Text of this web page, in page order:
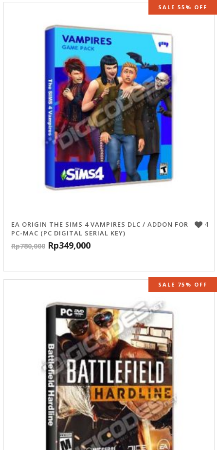
SALE 55% OFF
4
EA ORIGIN THE SIMS 4 VAMPIRES DLC / ADDON FOR
PC-MAC (PC DIGITAL SERIAL KEY)
Rp780,000 Rp349,000
SALE 75% OFF